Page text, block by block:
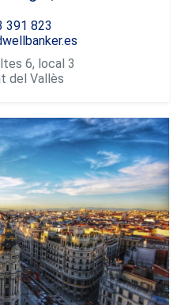
391 823
6, local 3
del Vallès